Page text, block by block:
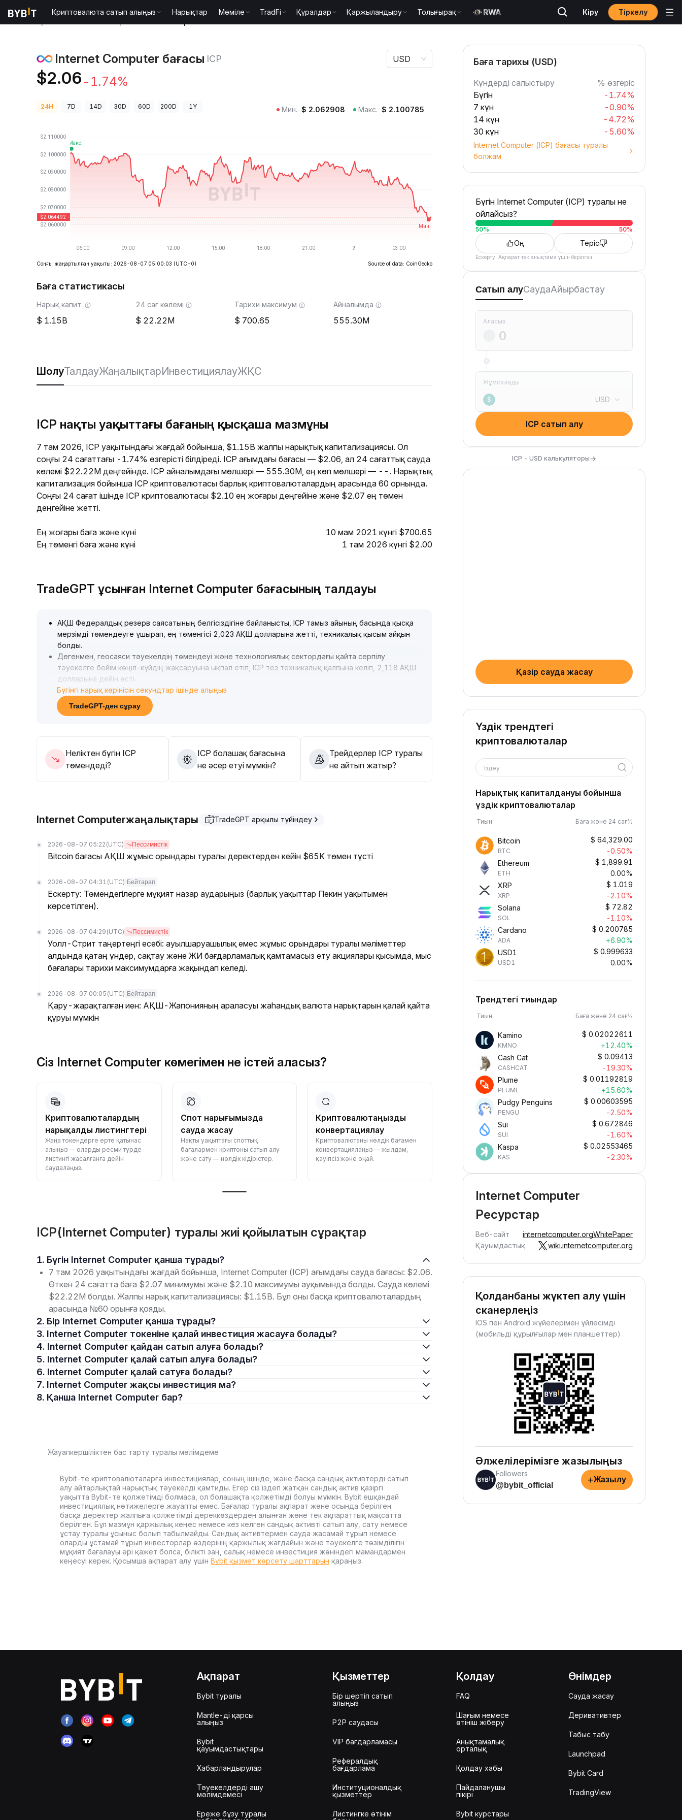
Криптовалюта сатып алыңыз Нарықтар Мәміле TradFi Құралдар Қаржыландыру Толығырақ Кіру Тіркелу
Internet Computer бағасы ICP
$2.06 -1.74%
USD
24H 7D 14D 30D 60D 200D 1Y Мин. $ 2.062908 Макс. $ 2.100785
Соңғы жаңартылған уақыты: 2026-08-07 05:00:03 (UTC+0) Source of data: CoinGecko
Баға статистикасы
Нарық капит.
1.15B
24 сағ көлемі
22.22M
Тарихи максимум
700.65
Айналымда
555.30M
ШолуТалдауЖаңалықтарИнвестициялауЖҚС
ICP нақты уақыттағы бағаның қысқаша мазмұны
7 там 2026, ICP уақытындағы жағдай бойынша, $1.15B жалпы нарықтық капитализациясы. Ол
соңғы 24 сағаттағы -1.74% өзгерісті білдіреді. ICP ағымдағы бағасы — $2.06, ал 24 сағаттық сауда
көлемі $22.22M деңгейінде. ICP айналымдағы мөлшері — 555.30M, ең көп мөлшері — --. Нарықтық
капитализация бойынша ICP криптовалютасы барлық криптовалюталардың арасында 60 орнында.
Соңғы 24 сағат ішінде ICP криптовалютасы $2.10 ең жоғары деңгейіне және $2.07 ең төмен
деңгейіне жетті.
Ең жоғары баға және күні
10 мам 2021 күнгі $700.65
Ең төменгі баға және күні
1 там 2026 күнгі $2.00
TradeGPT ұсынған Internet Computer бағасының талдауы
АҚШ Федералдық резерв саясатының белгісіздігіне байланысты, ICP тамыз айының басында қысқа
мерзімді төмендеуге ұшырап, ең төменгісі 2,023 АҚШ долларына жетті, техникалық қысым айқын
болды.
Дегенмен, геосаяси тәуекелдің төмендеуі және технологиялық сектордағы қайта серпілу
тәуекелге бейім көңіл-күйдің жақсаруына ықпал етіп, ICP тез техникалық қалпына келіп, 2,118 АҚШ
долларына дейін өсті
Орта және ұзақ мерзімде реттеу және техникалық жаңғырту үдерістері жалғасуда, ICP өзінің
жоғары өнімділігі мен заңды сәйкестік сипаттарына сүйене отырып, 2,0 доллардан төмен деңгейде
қолдауын нығайтады, бұл құнды инвестицияларға сұранысты көрсетеді
Бүгінгі нарық көрінісін секундтар ішінде алыңыз
TradeGPT-ден сұрау
Неліктен бүгін ICP
төмендеді?
ICP болашақ бағасына
не әсер етуі мүмкін?
Трейдерлер ICP туралы
не айтып жатыр?
Internet Computerжаңалықтары TradeGPT арқылы түйіндеу
2026-08-07 05:22 (UTC) Пессимистік
Bitcoin бағасы АҚШ жұмыс орындары туралы деректерден кейін $65K төмен түсті
2026-08-07 04:31 (UTC) Бейтарап
Ескерту: Төмендегілерге мұқият назар аударыңыз (барлық уақыттар Пекин уақытымен
көрсетілген).
2026-08-07 04:29 (UTC) Пессимистік
Уолл-Стрит таңертеңгі есебі: ауылшаруашылық емес жұмыс орындары туралы мәліметтер
алдында қатаң үндер, сақтау және ЖИ бағдарламалық қамтамасыз ету акциялары қысымда, мыс
бағалары тарихи максимумдарға жақындап келеді.
2026-08-07 00:05 (UTC) Бейтарап
Қару-жарақталған иен: АҚШ-Жапонияның араласуы жаһандық валюта нарықтарын қалай қайта
құруы мүмкін
Сіз Internet Computer көмегімен не істей аласыз?
Криптовалюталардың
нарықалды листингтері
Жаңа токендерге ерте қатынас
алыңыз — оларды ресми түрде
листингі жасалғанға дейін
саудалаңыз.
Спот нарығымызда
сауда жасау
Нақты уақыттағы споттық
бағалармен криптоны сатып алу
және сату — нөлдік кідірістер.
Криптовалютаңызды
конвертациялау
Криптовалютаны нөлдік бағамен
конвертациялаңыз — жылдам,
қауіпсіз және оңай.
Криптоны пассивті
түрде алыңыз
жай ғана қаражаттарыңызды
депозиттеп, олардың өскенін
бақылаңыз.
ICP(Internet Computer) туралы жиі қойылатын сұрақтар
1. Бүгін Internet Computer қанша тұрады?
7 там 2026 уақытындағы жағдай бойынша, Internet Computer (ICP) ағымдағы сауда бағасы: $2.06.
Өткен 24 сағатта баға $2.07 минимумы және $2.10 максимумы ауқымында болды. Сауда көлемі
$22.22M болды. Жалпы нарық капитализациясы: $1.15B. Бұл оны басқа криптовалюталардың
арасында №60 орынға қояды.
2. Бір Internet Computer қанша тұрады?
3. Internet Computer токеніне қалай инвестиция жасауға болады?
4. Internet Computer қайдан сатып алуға болады?
5. Internet Computer қалай сатып алуға болады?
6. Internet Computer қалай сатуға болады?
7. Internet Computer жақсы инвестиция ма?
8. Қанша Internet Computer бар?
Жауапкершіліктен бас тарту туралы мәлімдеме
Bybit-те криптовалюталарға инвестициялар, соның ішінде, және басқа сандық активтерді сатып
алу айтарлықтай нарықтық тәуекелді қамтиды. Егер сіз іздеп жатқан сандық актив қазіргі
уақытта Bybit-те қолжетімді болмаса, ол болашақта қолжетімді болуы мүмкін. Bybit ешқандай
инвестициялық нәтижелерге жауапты емес. Бағалар туралы ақпарат және осында берілген
басқа деректер жалпыға қолжетімді дереккөздерден алынған және тек ақпараттық мақсатта
берілген. Бұл мазмұн қаржылық кеңес немесе кез келген сандық активті сатып алу, сату немесе
ұстау туралы ұсыныс болып табылмайды. Сандық активтермен сауда жасамай тұрып немесе
оларды ұстамай тұрып инвесторлар өздерінің қаржылық жағдайын және тәуекелге төзімділігін
мұқият бағалауы әрі қажет болса, білікті заң, салық немесе инвестиция жөніндегі мамандармен
кеңесуі керек. Қосымша ақпарат алу үшін Bybit қызмет көрсету шарттарын қараңыз.
Баға тарихы (USD)
Күндерді салыстыру
% өзгеріс
Бүгін
-1.74%
7 күн
-0.90%
14 күн
-4.72%
30 күн
-5.60%
Internet Computer (ICP) бағасы туралы
болжам
Бүгін Internet Computer (ICP) туралы не
ойлайсыз?
50% 50%
Оң Теріс
Ескерту: Ақпарат тек анықтама үшін берілген.
Сатып алуСаудаАйырбастау
Аласыз
Жұмсалады
$ USD
ICP сатып алу
ICP - USD калькуляторы→
Қазір сауда жасау
Үздік трендтегі
криптовалюталар
Іздеу
Нарықтық капиталдануы бойынша
үздік криптовалюталар
Тиын Баға және 24 сағ%
Bitcoin
BTC
$ 64,329.00
-0.50%
Ethereum
ETH
$ 1,899.91
0.00%
XRP
XRP
$ 1.019
-2.10%
Solana
SOL
$ 72.82
-1.10%
Cardano
ADA
$ 0.200785
+6.90%
USD1
USD1
$ 0.999633
0.00%
Трендтегі тиындар
Тиын Баға және 24 сағ%
Kamino
KMNO
$ 0.02022611
+12.40%
Cash Cat
CASHCAT
$ 0.09413
-19.30%
Plume
PLUME
$ 0.01192819
+15.60%
Pudgy Penguins
PENGU
$ 0.00603595
-2.50%
Sui
SUI
$ 0.672846
-1.60%
Kaspa
KAS
$ 0.02553465
-2.30%
Internet Computer
Ресурстар
Веб-сайт internetcomputer.orgWhitePaper
Қауымдастық
wiki.internetcomputer.org
Қолданбаны жүктеп алу үшін
сканерлеңіз
IOS пен Android жүйелерімен үйлесімді
(мобильді құрылғылар мен планшеттер)
Әлжелілерімізге жазылыңыз
Followers
@bybit_official
+Жазылу
Ақпарат
Bybit туралы
Mantle-ді қарсы
алыңыз
Bybit
қауымдастықтары
Хабарландырулар
Тәуекелдерді ашу
мәлімдемесі
Ереже бұзу туралы
Қызметтер
Бір шертіп сатып
алыңыз
P2P саудасы
VIP бағдарламасы
Рефералдық
бағдарлама
Институционалдық
қызметтер
Листингке өтінім
Қолдау
FAQ
Шағым немесе
өтініш жіберу
Анықтамалық
орталық
Қолдау хабы
Пайдаланушы
пікірі
Bybit курстары
Өнімдер
Сауда жасау
Деривативтер
Табыс табу
Launchpad
Bybit Card
TradingView